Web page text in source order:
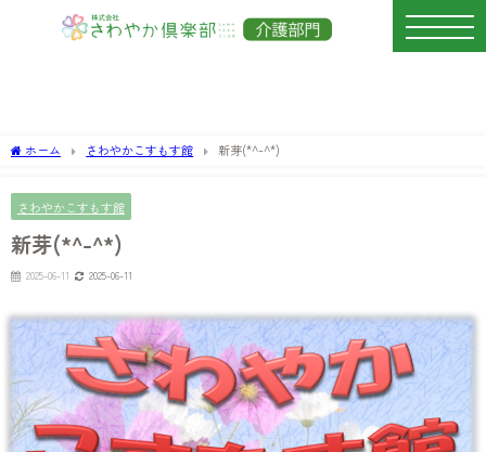
ホーム さわやかこすもす館 新芽(*^-^*)
さわやかこすもす館
新芽(*^-^*)
2025-06-11 2025-06-11